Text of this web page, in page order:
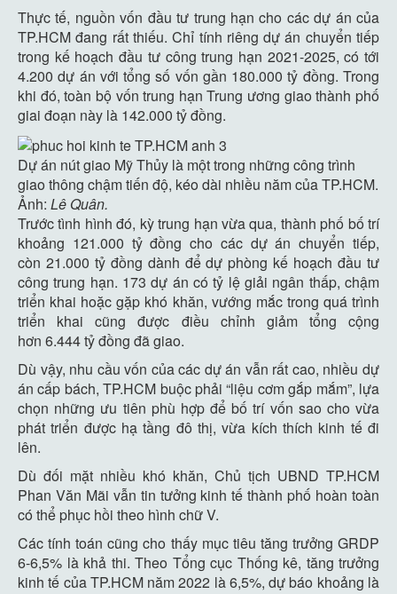
Thực tế, nguồn vốn đầu tư trung hạn cho các dự án của
TP.HCM đang rất thiếu. Chỉ tính riêng dự án chuyển tiếp
trong kế hoạch đầu tư công trung hạn 2021-2025, có tới
4.200 dự án với tổng số vốn gần 180.000 tỷ đồng. Trong
khi đó, toàn bộ vốn trung hạn Trung ương giao thành phố
giai đoạn này là 142.000 tỷ đồng.
Dự án nút giao Mỹ Thủy là một trong những công trình
giao thông chậm tiến độ, kéo dài nhiều năm của TP.HCM.
Ảnh: Lê Quân.
Trước tình hình đó, kỳ trung hạn vừa qua, thành phố bố trí
khoảng 121.000 tỷ đồng cho các dự án chuyển tiếp,
còn 21.000 tỷ đồng dành để dự phòng kế hoạch đầu tư
công trung hạn. 173 dự án có tỷ lệ giải ngân thấp, chậm
triển khai hoặc gặp khó khăn, vướng mắc trong quá trình
triển khai cũng được điều chỉnh giảm tổng cộng
hơn 6.444 tỷ đồng đã giao.
Dù vậy, nhu cầu vốn của các dự án vẫn rất cao, nhiều dự
án cấp bách, TP.HCM buộc phải “liệu cơm gắp mắm”, lựa
chọn những ưu tiên phù hợp để bố trí vốn sao cho vừa
phát triển được hạ tầng đô thị, vừa kích thích kinh tế đi
lên.
Dù đối mặt nhiều khó khăn, Chủ tịch UBND TP.HCM
Phan Văn Mãi vẫn tin tưởng kinh tế thành phố hoàn toàn
có thể phục hồi theo hình chữ V.
Các tính toán cũng cho thấy mục tiêu tăng trưởng GRDP
6-6,5% là khả thi. Theo Tổng cục Thống kê, tăng trưởng
kinh tế của TP.HCM năm 2022 là 6,5%, dự báo khoảng là